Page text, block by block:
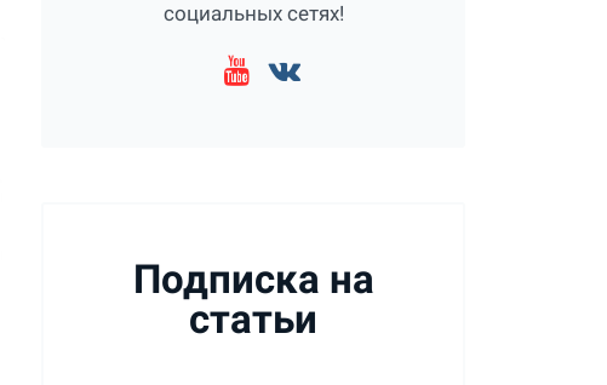
социальных сетях!
Подписка на
статьи